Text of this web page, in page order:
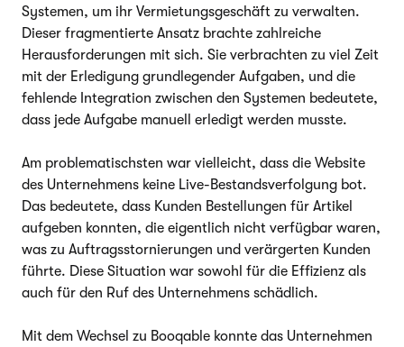
Systemen, um ihr Vermietungsgeschäft zu verwalten.
Dieser fragmentierte Ansatz brachte zahlreiche
Herausforderungen mit sich. Sie verbrachten zu viel Zeit
mit der Erledigung grundlegender Aufgaben, und die
fehlende Integration zwischen den Systemen bedeutete,
dass jede Aufgabe manuell erledigt werden musste.
Am problematischsten war vielleicht, dass die Website
des Unternehmens keine Live-Bestandsverfolgung bot.
Das bedeutete, dass Kunden Bestellungen für Artikel
aufgeben konnten, die eigentlich nicht verfügbar waren,
was zu Auftragsstornierungen und verärgerten Kunden
führte. Diese Situation war sowohl für die Effizienz als
auch für den Ruf des Unternehmens schädlich.
Mit dem Wechsel zu Booqable konnte das Unternehmen